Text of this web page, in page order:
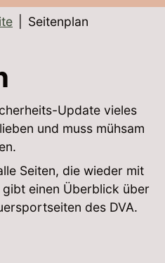
Seitenplan
Update vieles
und muss mühsam
Seiten, die wieder mit
einen Überblick über
des DVA.